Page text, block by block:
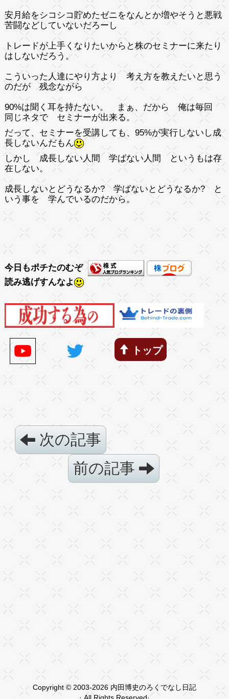
安月給をシコシコ貯めたゼニをなんとか増やそうと悪戦
苦闘などしていないだろーし
トレードが上手くなりたいからと株のセミナーに来たり
はしないだろう。
こういった人達にやり方より 考え方を教えたいと思う
のだが 残念ながら
90%は聞く耳を持たない。 まぁ、だから 俺は毎回
同じネタで セミナーが出来る。
だって、セミナーを受講しても、95%が実行しないし成
長しないんだもん
しかし 成長しない人間 学ばない人間 というもは存
在しない。
成長しないとどうなるか? 学ばないとどうなるか? と
いう事を 学んでいるのだから。
今日もポチたのむぞ
読み逃げすんなよ
トップ
次の記事
前の記事
Copyright © 2003-2026 内田博史のろくでなし日記